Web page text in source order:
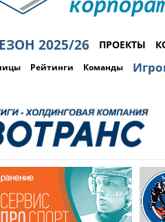
2025/26 ПРОЕКТЫ
Рейтинги Команды